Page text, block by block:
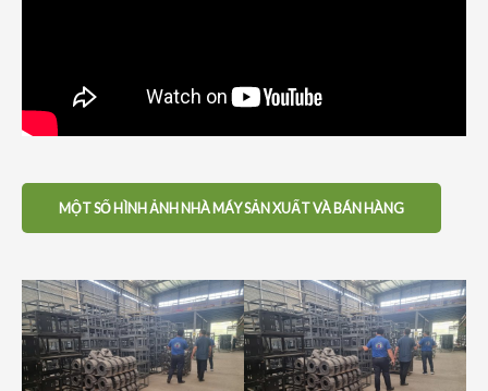
MỘT SỐ HÌNH ẢNH NHÀ MÁY SẢN XUẤT VÀ BÁN HÀNG